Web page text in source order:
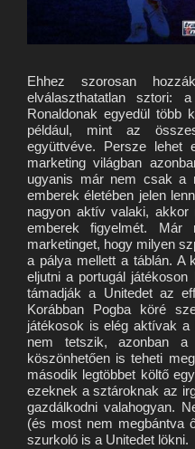
Ehhez szorosan
elválaszthatatlan sztori:
Ronaldonak egyedül több
például, mint az
együttvéve. Persze lehet
marketing világban
ugyanis már nem csak a
emberek életében jelen
nagyon aktív valaki,
emberek figyelmét.
marketinget, hogy milyen
a pálya mellett a táblán. A
eljutni a portugál
támadják a Unitedet az
Korábban Pogba köré
játékosok is elég aktívak a
nem tetszik, azonban
köszönhetően is teheti
második legtöbbet költő
ezeknek a sztároknak az
gazdálkodni valahogyan.
(és most nem megbántva
szurkoló is a Unitedet lökni.